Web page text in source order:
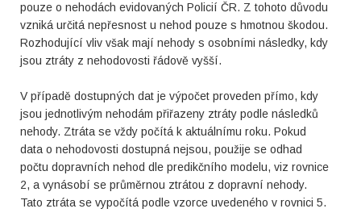
pouze o nehodách evidovaných Policií ČR. Z tohoto důvodu
vzniká určitá nepřesnost u nehod pouze s hmotnou škodou.
Rozhodující vliv však mají nehody s osobními následky, kdy
jsou ztráty z nehodovosti řádově vyšší.
V případě dostupných dat je výpočet proveden přímo, kdy
jsou jednotlivým nehodám přiřazeny ztráty podle následků
nehody. Ztráta se vždy počítá k aktuálnímu roku. Pokud
data o nehodovosti dostupná nejsou, použije se odhad
počtu dopravních nehod dle predikčního modelu, viz rovnice
2, a vynásobí se průměrnou ztrátou z dopravní nehody.
Tato ztráta se vypočítá podle vzorce uvedeného v rovnici 5.